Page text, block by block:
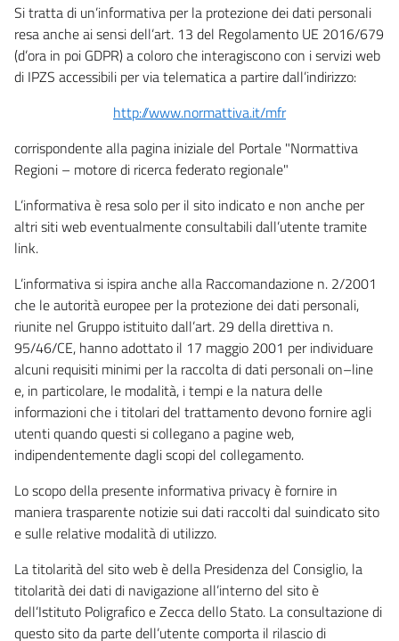
Si tratta di un’informativa per la protezione dei dati personali
resa anche ai sensi dell’art. 13 del Regolamento UE 2016/679
(d’ora in poi GDPR) a coloro che interagiscono con i servizi web
di IPZS accessibili per via telematica a partire dall’indirizzo:
http://www.normattiva.it/mfr
corrispondente alla pagina iniziale del Portale "Normattiva
Regioni – motore di ricerca federato regionale"
L’informativa è resa solo per il sito indicato e non anche per
altri siti web eventualmente consultabili dall’utente tramite
link.
L’informativa si ispira anche alla Raccomandazione n. 2/2001
che le autorità europee per la protezione dei dati personali,
riunite nel Gruppo istituito dall’art. 29 della direttiva n.
95/46/CE, hanno adottato il 17 maggio 2001 per individuare
alcuni requisiti minimi per la raccolta di dati personali on–line
e, in particolare, le modalità, i tempi e la natura delle
informazioni che i titolari del trattamento devono fornire agli
utenti quando questi si collegano a pagine web,
indipendentemente dagli scopi del collegamento.
Lo scopo della presente informativa privacy è fornire in
maniera trasparente notizie sui dati raccolti dal suindicato sito
e sulle relative modalità di utilizzo.
La titolarità del sito web è della Presidenza del Consiglio, la
titolarità dei dati di navigazione all’interno del sito è
dell’Istituto Poligrafico e Zecca dello Stato. La consultazione di
questo sito da parte dell’utente comporta il rilascio di